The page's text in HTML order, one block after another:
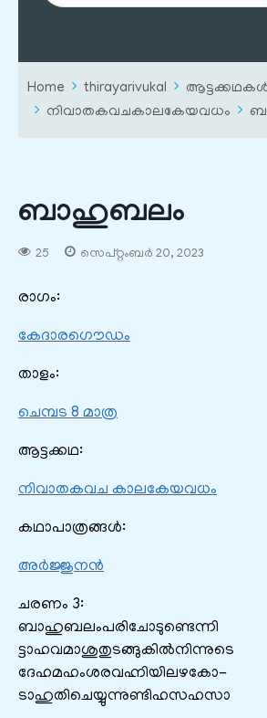
Home thirayarivukal
നിവാതകവചകാലകേയവധം
ബാഹുബലം
25 സെപ്റ്റംബർ 20, 2023
രാഗം:
കേദാരഗൌഡം
താളം:
ചെമ്പട 8 മാത്ര
ആട്ടക്കഥ:
നിവാതകവച കാലകേയവധം
കഥാപാത്രങ്ങൾ:
അര്‍ജ്ജുനന്‍
ചരണം 3:
ബാഹുബലംപരിചോടുണ്ടെന്നി
ട്ടാഹവമാശുതുടങ്ങുകിൽനിന്നുടെ
ദേഹമഹംശരവഹ്നിയിലഴകോ-
ടാഹുതിചെയ്യുന്നുണ്ടിഹസഹസാ